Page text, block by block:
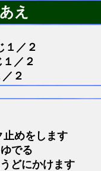
え
１／２
／２
２
止めをします
でる
どにかけます